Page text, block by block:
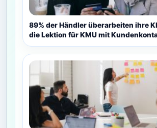
89% der Händler überarbeiten ihre
die Lektion für KMU mit